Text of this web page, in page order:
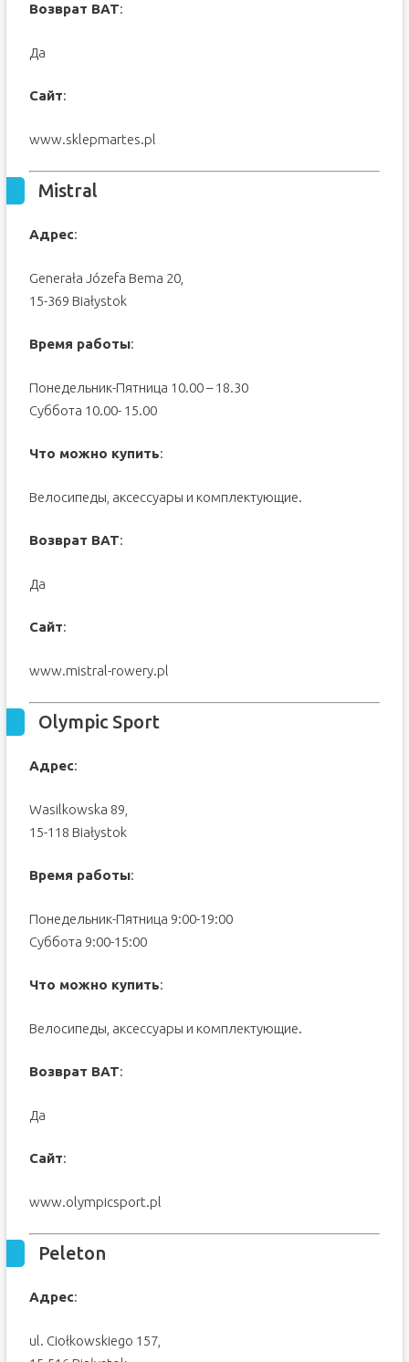
Возврат ВАТ:
Да
Сайт:
www.sklepmartes.pl
Mistral
Адрес:
Generała Józefa Bema 20,
15-369 Białystok
Время работы:
Понедельник-Пятница 10.00 – 18.30
Суббота 10.00- 15.00
Что можно купить:
Велосипеды, аксессуары и комплектующие.
Возврат ВАТ:
Да
Сайт:
www.mistral-rowery.pl
Olympic Sport
Адрес:
Wasilkowska 89,
15-118 Białystok
Время работы:
Понедельник-Пятница 9:00-19:00
Суббота 9:00-15:00
Что можно купить:
Велосипеды, аксессуары и комплектующие.
Возврат ВАТ:
Да
Сайт:
www.olympicsport.pl
Peleton
Адрес:
ul. Ciołkowskiego 157,